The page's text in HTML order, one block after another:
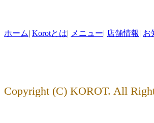
ホーム| Korotとは| メニュー| 店舗情報| お
Copyright (C) KOROT. All